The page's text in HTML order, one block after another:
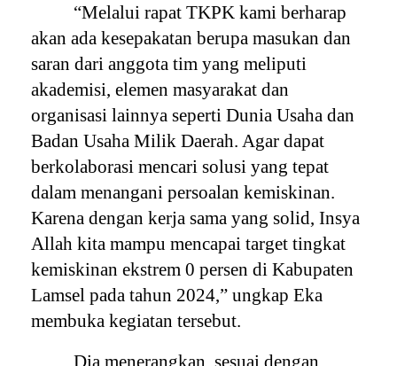
“Melalui rapat TKPK kami berharap
akan ada kesepakatan berupa masukan dan
saran dari anggota tim yang meliputi
akademisi, elemen masyarakat dan
organisasi lainnya seperti Dunia Usaha dan
Badan Usaha Milik Daerah. Agar dapat
berkolaborasi mencari solusi yang tepat
dalam menangani persoalan kemiskinan.
Karena dengan kerja sama yang solid, Insya
Allah kita mampu mencapai target tingkat
kemiskinan ekstrem 0 persen di Kabupaten
Lamsel pada tahun 2024,” ungkap Eka
membuka kegiatan tersebut.
Dia menerangkan, sesuai dengan